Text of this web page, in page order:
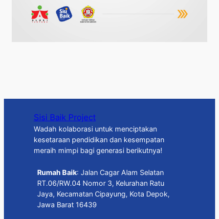
Sisi Baik Project
Wadah kolaborasi untuk menciptakan
kesetaraan pendidikan dan kesempatan
meraih mimpi bagi generasi berikutnya!
Rumah Baik: Jalan Cagar Alam Selatan
RT.06/RW.04 Nomor 3, Kelurahan Ratu
Jaya, Kecamatan Cipayung, Kota Depok,
Jawa Barat 16439